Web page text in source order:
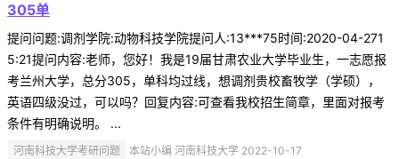
305单
提问问题:调剂学院:动物科技学院提问人:13***75时间:2020-04-271
5:21提问内容:老师，您好！我是19届甘肃农业大学毕业生，一志愿报
考兰州大学，总分305，单科均过线，想调剂贵校畜牧学（学硕），
英语四级没过，可以吗？回复内容:可查看我校招生简章，里面对报考
条件有明确说明。 ...
河南科技大学考研问题 本站小编 河南科技大学 2022-10-17